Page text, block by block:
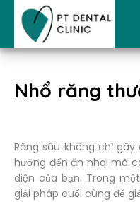
Nhổ răng
Răng sâu không chỉ
hưởng đến ăn nhai mà
diện của bạn. Trong
giải pháp cuối cùng để